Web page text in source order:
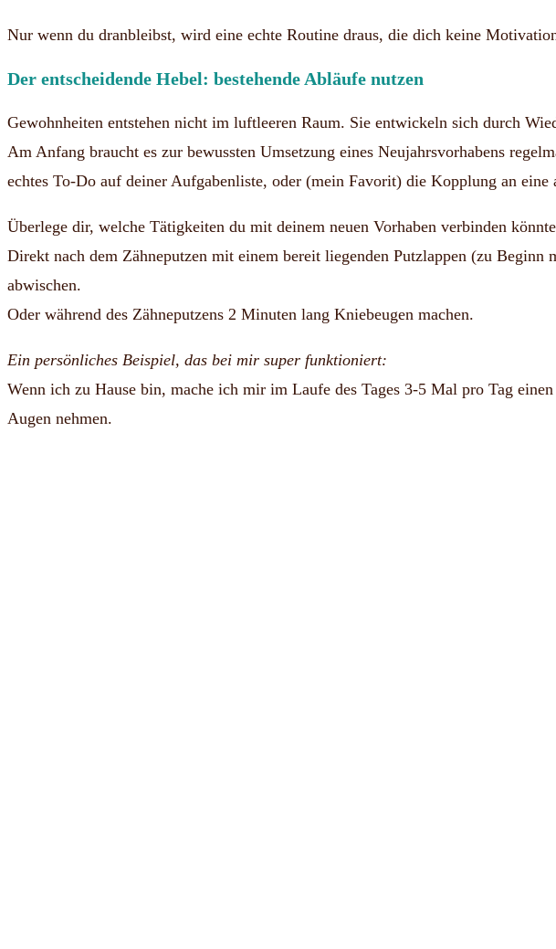
Nur wenn du dranbleibst, wird eine echte Routine draus, die dich keine
Der entscheidende Hebel: bestehende Abläufe nutzen
Gewohnheiten entstehen nicht im luftleeren Raum. Sie entwickeln sich durch
Am Anfang braucht es zur bewussten Umsetzung eines Neujahrsvorhabens
echtes To-Do auf deiner Aufgabenliste, oder (mein Favorit) die Kopplung an
Überlege dir, welche Tätigkeiten du mit deinem neuen Vorhaben verbinden
Direkt nach dem Zähneputzen mit einem bereit liegenden Putzlappen (zu
abwischen.
Oder während des Zähneputzens 2 Minuten lang Kniebeugen machen.
Ein persönliches Beispiel, das bei mir super funktioniert:
Wenn ich zu Hause bin, mache ich mir im Laufe des Tages 3-5 Mal pro Tag
Augen nehmen.